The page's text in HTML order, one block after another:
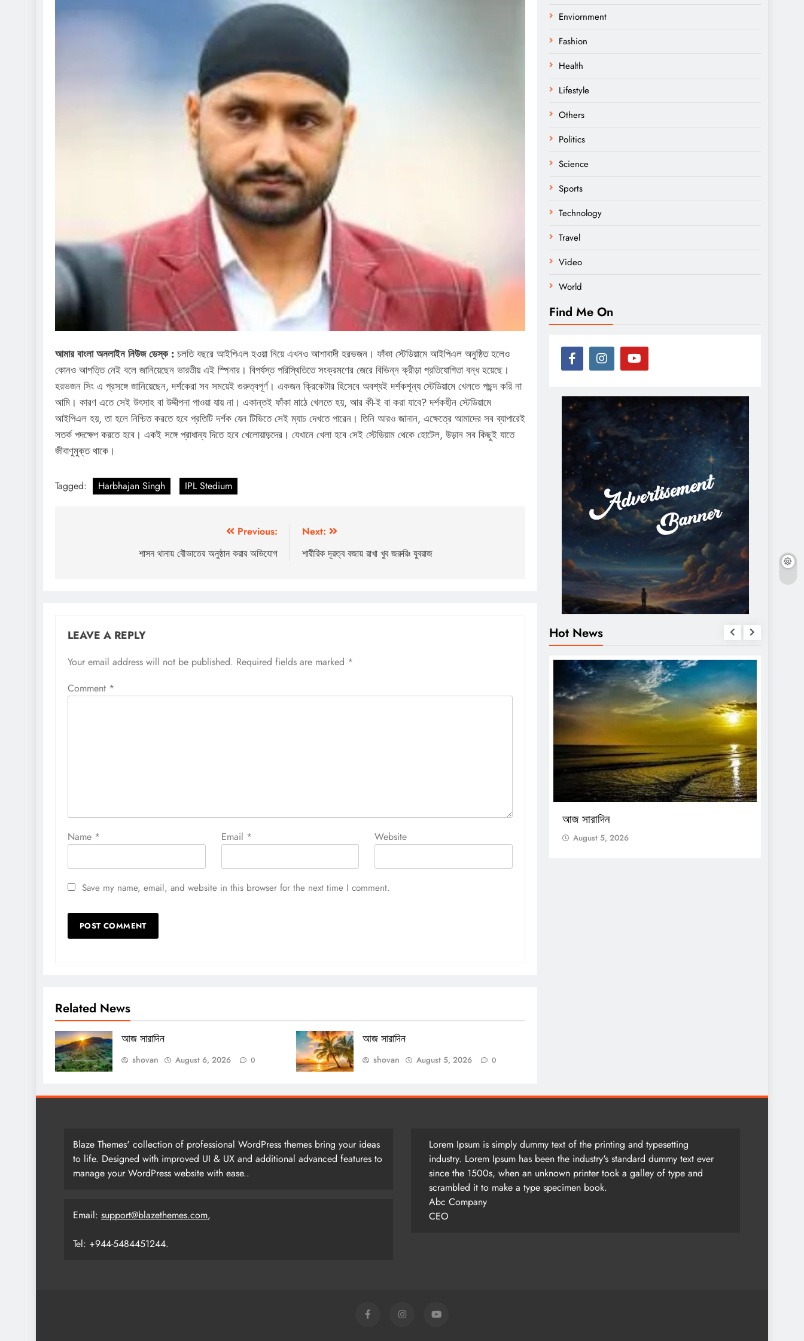
আমার বাংলা অনলাইন নিউজ ডেস্ক : চলতি বছরে আইপিএল হওয়া নিয়ে এখনও আশাবাদী হরভজন। ফাঁকা স্টেডিয়ামে আইপিএল অনুষ্ঠিত হলেও
কোনও আপত্তি নেই বলে জানিয়েছেন ভারতীয় এই স্পিনার। বিপর্যস্ত পরিস্থিতিতে সংক্রমণের জেরে বিভিন্ন ক্রীড়া প্রতিযোগিতা বন্ধ হয়েছে।
হরভজন সিং এ প্রসঙ্গে জানিয়েছেন, দর্শকেরা সব সময়েই গুরুত্বপূর্ণ। একজন ক্রিকেটার হিসেবে অবশ্যই দর্শকশূন্য স্টেডিয়ামে খেলতে পছন্দ করি না
আমি। কারণ এতে সেই উৎসাহ বা উদ্দীপনা পাওয়া যায় না। একান্তই ফাঁকা মাঠে খেলতে হয়, আর কী-ই বা করা যাবে? দর্শকহীন স্টেডিয়ামে
আইপিএল হয়, তা হলে নিশ্চিত করতে হবে প্রতিটি দর্শক যেন টিভিতে সেই ম্যাচ দেখতে পারেন। তিনি আরও জানান, এক্ষেত্রে আমাদের সব ব্যাপারেই
সতর্ক পদক্ষেপ করতে হবে। একই সঙ্গে প্রাধান্য দিতে হবে খেলোয়াড়দের। যেখানে খেলা হবে সেই স্টেডিয়াম থেকে হোটেল, উড়ান সব কিছুই যাতে
জীবাণুমুক্ত থাকে।
Tagged: Harbhajan Singh IPL Stedium
Previous:
শাসন থানায় বৌভাতের অনুষ্ঠান করার অভিযোগ
Next:
শারীরিক দূরত্ব বজায় রাখা খুব জরুরিঃ যুবরাজ
LEAVE A REPLY
Your email address will not be published. Required fields are marked *
Comment *
Name * Email * Website
Save my name, email, and website in this browser for the next time I comment.
Related News
আজ সারাদিন
shovan August 6, 2026 0
আজ সারাদিন
shovan August 5, 2026 0
Enviornment
Fashion
Health
Lifestyle
Others
Politics
Science
Sports
Technology
Travel
Video
World
Find Me On
Hot News
আজ সারাদিন
August 5, 2026
আজ সারাদিন
August 5, 2026
Blaze Themes' collection of professional WordPress themes bring your ideas
to life. Designed with improved UI & UX and additional advanced features to
manage your WordPress website with ease..
Email: support@blazethemes.com,
Tel: +944-5484451244.
Lorem Ipsum is simply dummy text of the printing and typesetting
industry. Lorem Ipsum has been the industry's standard dummy text ever
since the 1500s, when an unknown printer took a galley of type and
scrambled it to make a type specimen book.
Abc Company
CEO